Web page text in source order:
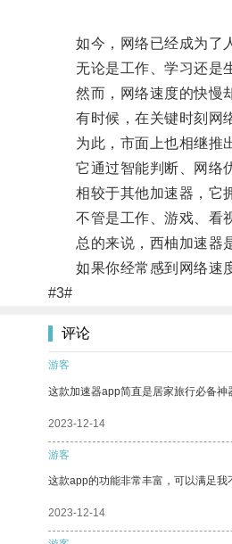
如今，网络已经成为了人
无论是工作、学习还是生
然而，网络速度的快慢却
有时候，在关键时刻网络
为此，市面上也相继推出
它通过智能判断、网络优
相较于其他加速器，它拥
不管是工作、游戏、看视
总的来说，西柚加速器是
如果你经常感到网络速度
#3#
评论
游客
这款加速器app简直是居家旅行必备神
2023-12-14
游客
这款app的功能非常丰富，可以满足我
2023-12-14